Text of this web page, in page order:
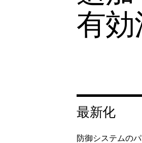
有効
最新化
防御システムの